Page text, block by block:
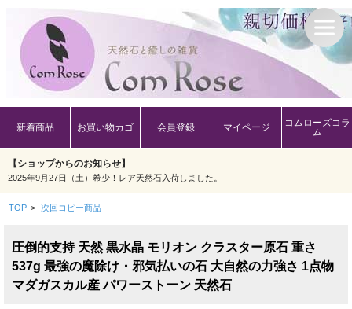
新着商品 お買い物カゴ 会員登録 マイページ
コムローズコラ
ム
【ショップからのお知らせ】
2025年9月27日（土）希少！レア天然石入荷しました。
TOP > 次回コピー商品
圧倒的支持 天然 黒水晶 モリオン クラスター原石 重さ
537g 最強の魔除け・邪気払いの石 大自然の力強さ 1点物
マダガスカル産 パワーストーン 天然石